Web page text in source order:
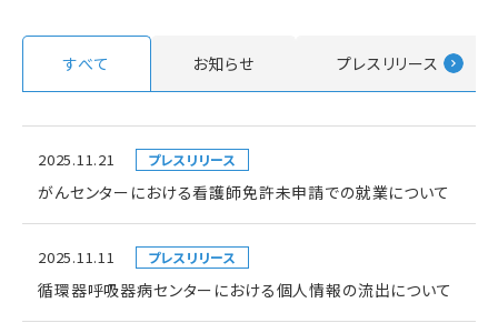
すべて お知らせ プレスリリース
2025.11.21 プレスリリース
がんセンターにおける看護師免許未申請での就業について
2025.11.11 プレスリリース
循環器呼吸器病センターにおける個人情報の流出について